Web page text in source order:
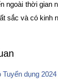
ngoài thời gian
sắc và có kinh
Tuyển dụng 2024